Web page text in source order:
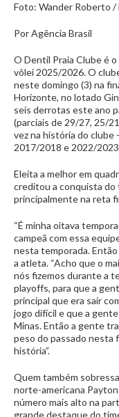
Foto: Wander Roberto /
Por Agência Brasil
O Dentil Praia Clube é
vôlei 2025/2026. O
neste domingo (3) na
Horizonte, no lotado
seis derrotas este ano
(parciais de 29/27, 25/
vez na história do clube
2017/2018 e 2022/
Eleita a melhor em
creditou a conquista do
principalmente na reta
“É minha oitava
campeã com essa
nesta temporada.
a atleta. “Acho que o
nós fizemos durante a
playoffs, para que a
principal que era sair
jogo difícil e que a
Minas. Então a gente
peso do passado nesta
história”.
Quem também
norte-americana
número mais alto na
grande destaque do